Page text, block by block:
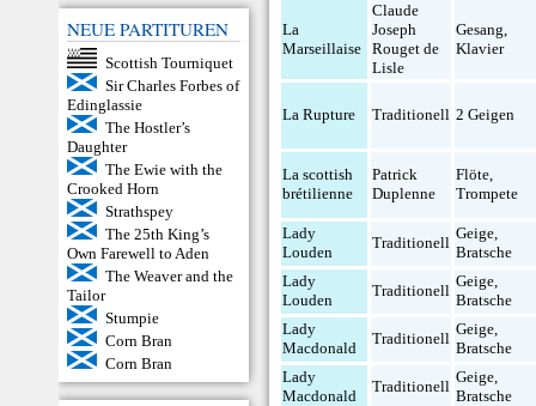
NEUE PARTITUREN
Scottish Tourniquet
Sir Charles Forbes of
Edinglassie
The Hostler’s
Daughter
The Ewie with the
Crooked Horn
Strathspey
The 25th King’s
Own Farewell to Aden
The Weaver and the
Tailor
Stumpie
Corn Bran
Corn Bran
La
Marseillaise
Claude
Joseph
Rouget de
Lisle
Gesang,
Klavier
La Rupture Traditionell 2 Geigen
La scottish
brétilienne
Patrick
Duplenne
Flöte,
Trompete
Lady
Louden
Traditionell
Geige,
Bratsche
Lady
Louden
Traditionell
Geige,
Bratsche
Lady
Macdonald
Traditionell
Geige,
Bratsche
Lady
Macdonald
Traditionell
Geige,
Bratsche